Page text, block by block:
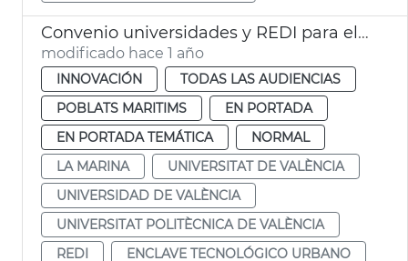
Convenio universidades y REDI para el Enclave Tecnológico Urbano València
modificado hace 1 año
INNOVACIÓN
TODAS LAS AUDIENCIAS
POBLATS MARITIMS
EN PORTADA
EN PORTADA TEMÁTICA
NORMAL
LA MARINA
UNIVERSITAT DE VALÈNCIA
UNIVERSIDAD DE VALÈNCIA
UNIVERSITAT POLITÈCNICA DE VALÈNCIA
REDI
ENCLAVE TECNOLÓGICO URBANO